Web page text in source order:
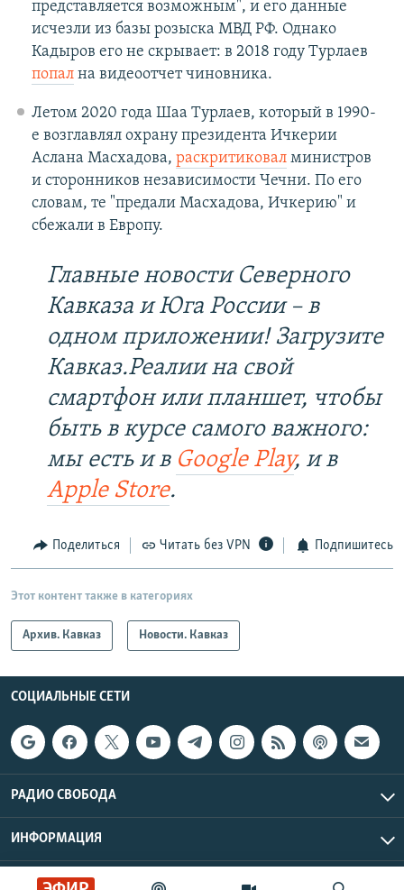
представляется возможным", и его данные
исчезли из базы розыска МВД РФ. Однако
Кадыров его не скрывает: в 2018 году Турлаев
попална видеоотчет чиновника.
Летом 2020 года Шаа Турлаев, который в 1990-
е возглавлял охрану президента Ичкерии
Аслана Масхадова, раскритиковалминистров
и сторонников независимости Чечни. По его
словам, те "предали Масхадова, Ичкерию" и
сбежали в Европу.
Главные новости Северного
Кавказа и Юга России – в
одном приложении! Загрузите
Кавказ.Реалии на свой
смартфон или планшет, чтобы
быть в курсе самого важного:
мы есть и в Google Play, и в
Apple Store.
Поделиться Читать без VPN Подпишитесь
Этот контент также в категориях
Архив. Кавказ Новости. Кавказ
СОЦИАЛЬНЫЕ СЕТИ
РАДИО СВОБОДА
ИНФОРМАЦИЯ
Радио Свобода © 2026 RFE/RL, Inc. | Все права защищены.